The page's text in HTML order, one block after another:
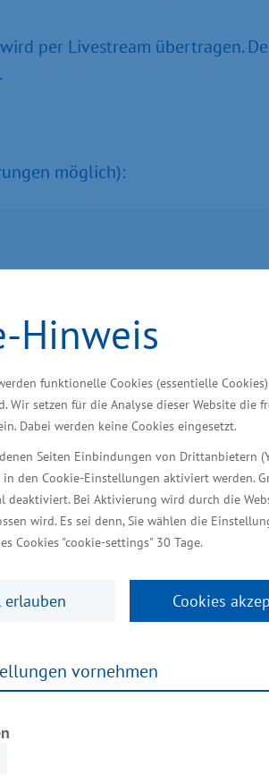
Hinweis
funktionelle Cookies (essentielle
Wir setzen für die Analyse dieser Website die
Dabei werden keine Cookies eingesetzt.
Seiten Einbindungen von Drittanbietern
in den Cookie-Einstellungen aktiviert werden.
Bei Aktivierung wird durch die
wird. Es sei denn, Sie wählen die
Cookies "cookie-settings" 30 Tage.
erlauben Cookies
vornehmen
wird per Livestream übertragen.
möglich):
durch die
Stralsund
für Alternative Energien
Kreislauf, die
das Urban-Konzept-
mit Wasserstoff.